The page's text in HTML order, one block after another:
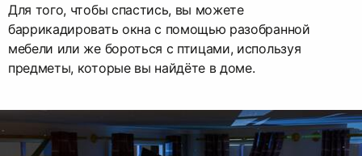
Для того, чтобы спастись, вы можете
баррикадировать окна с помощью разобранной
мебели или же бороться с птицами, используя
предметы, которые вы найдёте в доме.